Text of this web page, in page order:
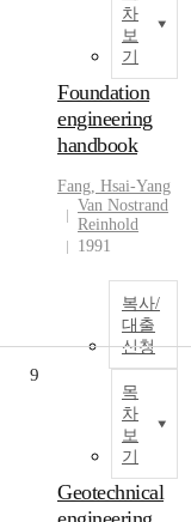
차
보
기
Foundation
engineering
handbook
Fang, Hsai-Yang
Van Nostrand
Reinhold
1991
복사/
대출
신청
목
차
보
기
9
Geotechnical